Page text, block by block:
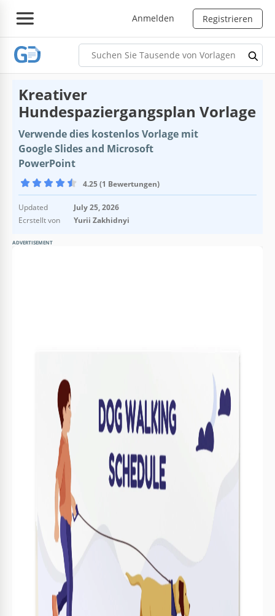
Anmelden Registrieren
Kreativer
Hundespaziergangsplan Vorlage
Verwende dies kostenlos Vorlage mit
Google Slides and Microsoft
PowerPoint
4.25 (1 Bewertungen)
Updated
July 25, 2026
Ecrstellt von
Yurii Zakhidnyi
ADVERTISEMENT